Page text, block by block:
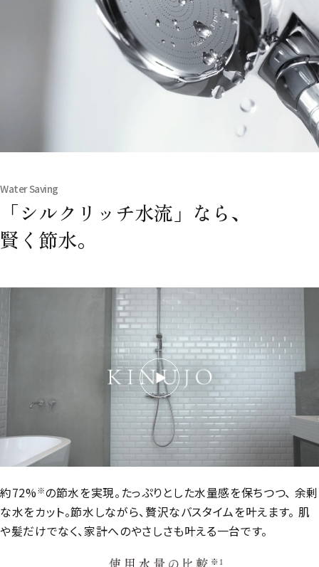
Water Saving
「シルクリッチ水流」なら、
賢く節水。
約72%※の節水を実現。たっぷりとした水量感を保ちつつ、 余剰
な水をカット。節水しながら、贅沢なバスタイムを叶えます。 肌
や髪だけでなく、家計へのやさしさも叶える一台です。